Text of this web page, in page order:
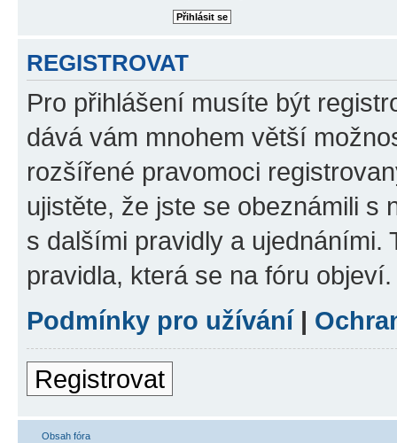
REGISTROVAT
Pro přihlášení musíte být
dává vám mnohem větší
rozšířené pravomoci
ujistěte, že jste se obeznámili s
s dalšími pravidly a ujednáními.
pravidla, která se na fóru objeví.
Podmínky pro užívání |
Registrovat
Obsah fóra